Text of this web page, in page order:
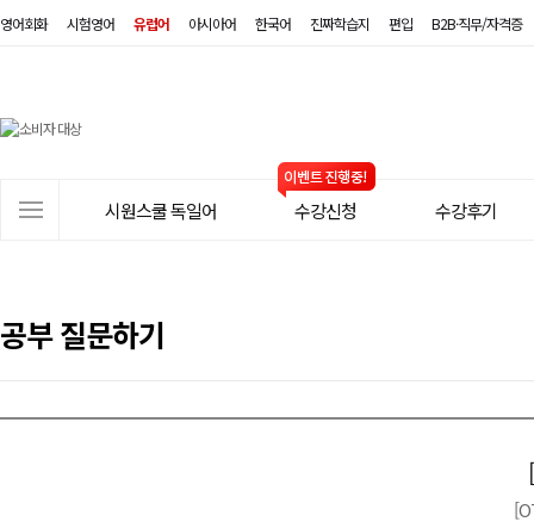
영어회화 시험영어 유럽어 아시아어 한국어 진짜학습지 편입 B2B·직무/자격증
뉴
시원스쿨 독일어 수강신청 수강후기
공부 질문하기